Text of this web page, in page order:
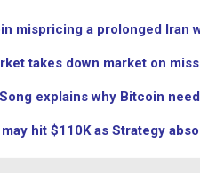
mispricing a prolonged Iran
takes down market on
explains why Bitcoin
hit $110K as Strategy